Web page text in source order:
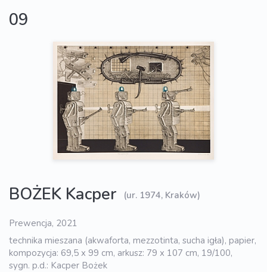
09
BOŻEK Kacper (ur. 1974, Kraków)
Prewencja, 2021
technika mieszana (akwaforta, mezzotinta, sucha igła), papier,
kompozycja: 69,5 x 99 cm, arkusz: 79 x 107 cm, 19/100,
sygn. p.d.: Kacper Bożek